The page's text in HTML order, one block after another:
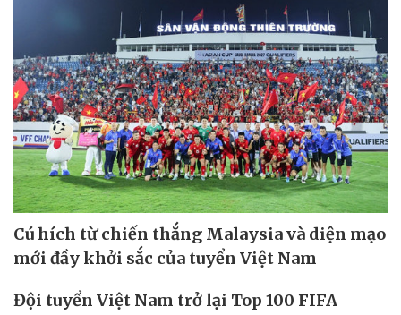
Cú hích từ chiến thắng Malaysia và diện mạo
mới đầy khởi sắc của tuyển Việt Nam
Đội tuyển Việt Nam trở lại Top 100 FIFA